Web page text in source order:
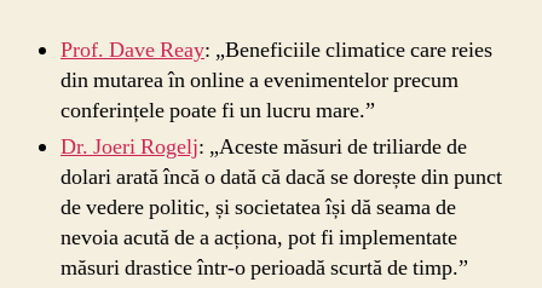
Prof. Dave Reay: „Beneficiile climatice care reies
din mutarea în online a evenimentelor precum
conferințele poate fi un lucru mare.”
Dr. Joeri Rogelj: „Aceste măsuri de triliarde de
dolari arată încă o dată că dacă se dorește din punct
de vedere politic, și societatea își dă seama de
nevoia acută de a acționa, pot fi implementate
măsuri drastice într-o perioadă scurtă de timp.”